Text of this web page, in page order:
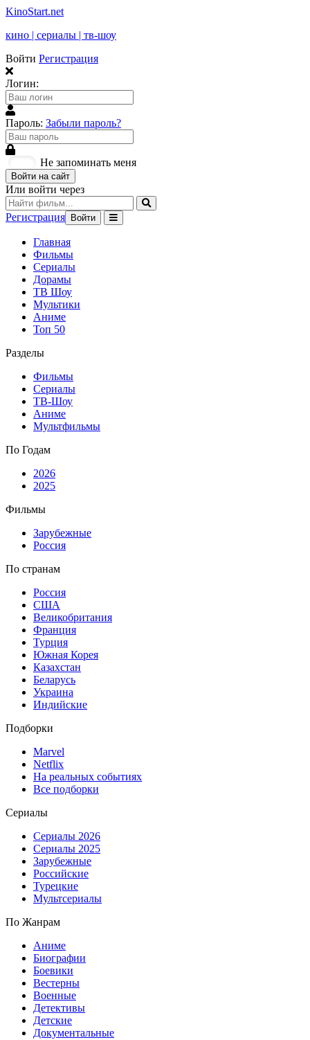
KinoStart.net
кино | сериалы | тв-шоу
Войти Регистрация
Логин:
Пароль: Забыли пароль?
Не запоминать меня
Войти на сайт
Или войти через
Регистрация Войти
Главная
Фильмы
Сериалы
Дорамы
ТВ Шоу
Мультики
Аниме
Топ 50
Разделы
Фильмы
Сериалы
ТВ-Шоу
Аниме
Мультфильмы
По Годам
2026
2025
Фильмы
Зарубежные
Россия
По странам
Россия
США
Великобритания
Франция
Турция
Южная Корея
Казахстан
Беларусь
Украина
Индийские
Подборки
Marvel
Netflix
На реальных событиях
Все подборки
Сериалы
Сериалы 2026
Сериалы 2025
Зарубежные
Российские
Турецкие
Мультсериалы
По Жанрам
Аниме
Биографии
Боевики
Вестерны
Военные
Детективы
Детские
Документальные